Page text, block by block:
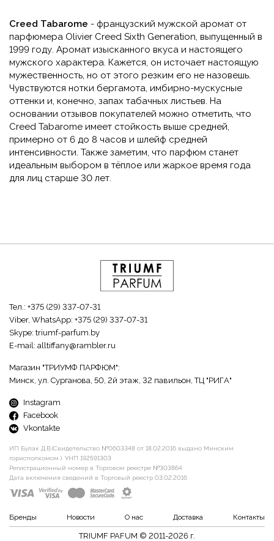
Creed Tabarome - французский мужской аромат от
парфюмера Olivier Creed Sixth Generation, выпущенный в
1999 году. Аромат изысканного вкуса и настоящего
мужского характера. Кажется, он источает настоящую
мужественность, но от этого резким его не назовешь.
Чувствуются нотки бергамота, имбирно-мускусные
оттенки и, конечно, запах табачных листьев. На
основании отзывов покупателей можно отметить, что
Creed Tabarome имеет стойкость выше средней,
примерно от 6 до 8 часов и шлейф средней
интенсивности. Также заметим, что парфюм станет
идеальным выбором в тёплое или жаркое время года
для лиц старше 30 лет.
Тел.: +375 (29) 337-07-31
Viber, WhatsApp: +375 (29) 337-07-31
Skype: triumf-parfum.by
E-mail: alltiffany@rambler.ru
Магазин "ТРИУМФ ПАРФЮМ":
Минск, ул. Сурганова, 50, 2й этаж, 32 павильон, ТЦ "РИГА"
Instagram
Facebook
Vkontakte
ИП Булак Д.В.(Свидетельство №0603348 от 18.02.2016 выдано Минским
горисполкомом ). УНП 192591303
Регистрационный номер в Торговом реестре №303864
Дата включения сведений в Торговый реестр 03.02.2016
Бренды Новости О нас Доставка Контакты
TRIUMF PAFUM © 2011-2026 г.